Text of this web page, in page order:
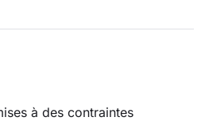
à des contraintes